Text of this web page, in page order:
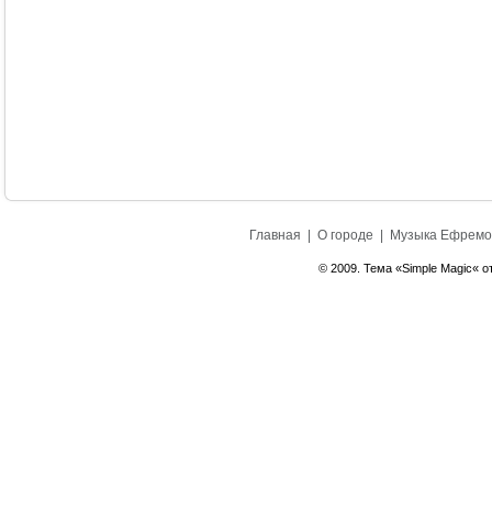
Главная О городе Музыка
© 2009. Тема «Simple Magic«